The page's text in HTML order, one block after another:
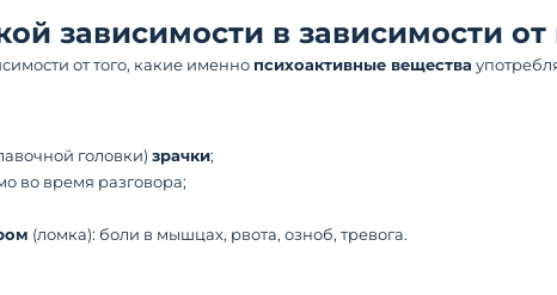
зависимости в зависимости от
от того, какие именно психоактивные вещества
головки)зрачки;
во время разговора;
(ломка): боли в мышцах, рвота, озноб, тревога.